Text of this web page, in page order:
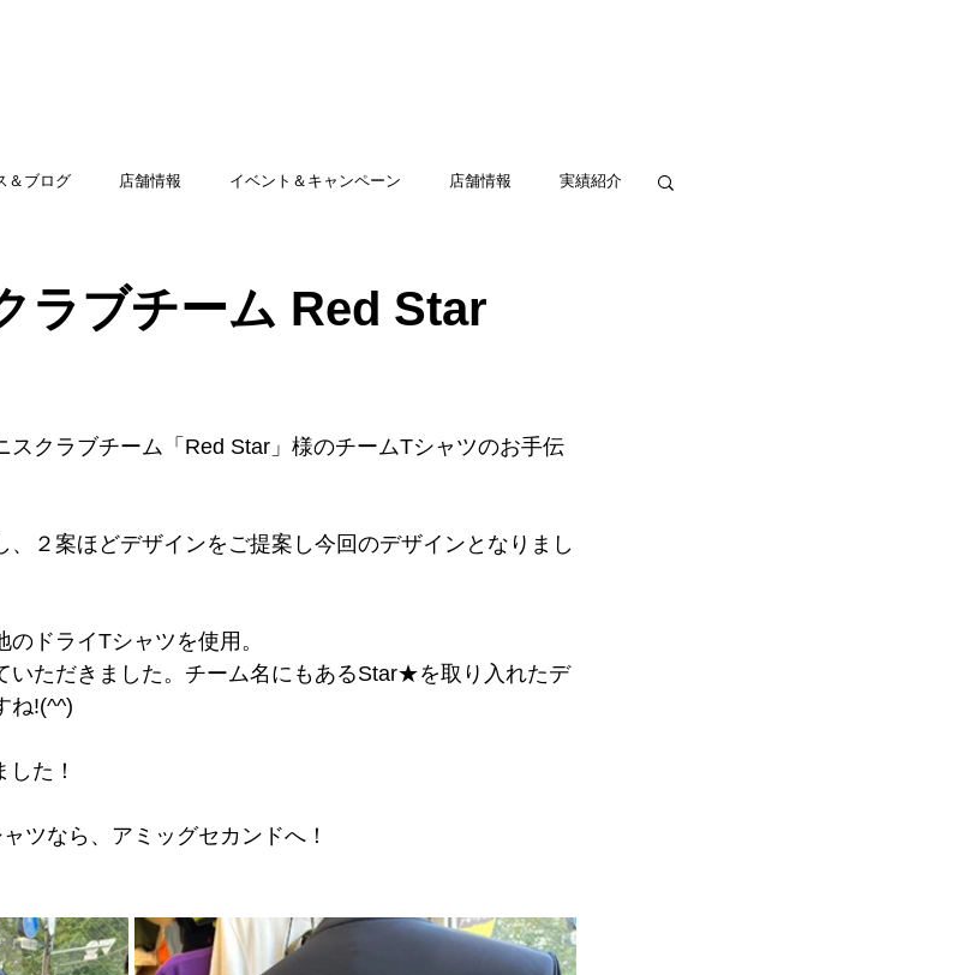
＆ブログ 店舗情報 イベント＆キャンペーン 店舗情報 実績紹介
ラブチーム Red Star
スクラブチーム「Red Star」様のチームTシャツのお手伝
２案ほどデザインをご提案し今回のデザインとなりまし
ドライTシャツを使用。
いただきました。チーム名にもあるStar★を取り入れたデ
ね!(^^)
た！
ツなら、アミッグセカンドへ！